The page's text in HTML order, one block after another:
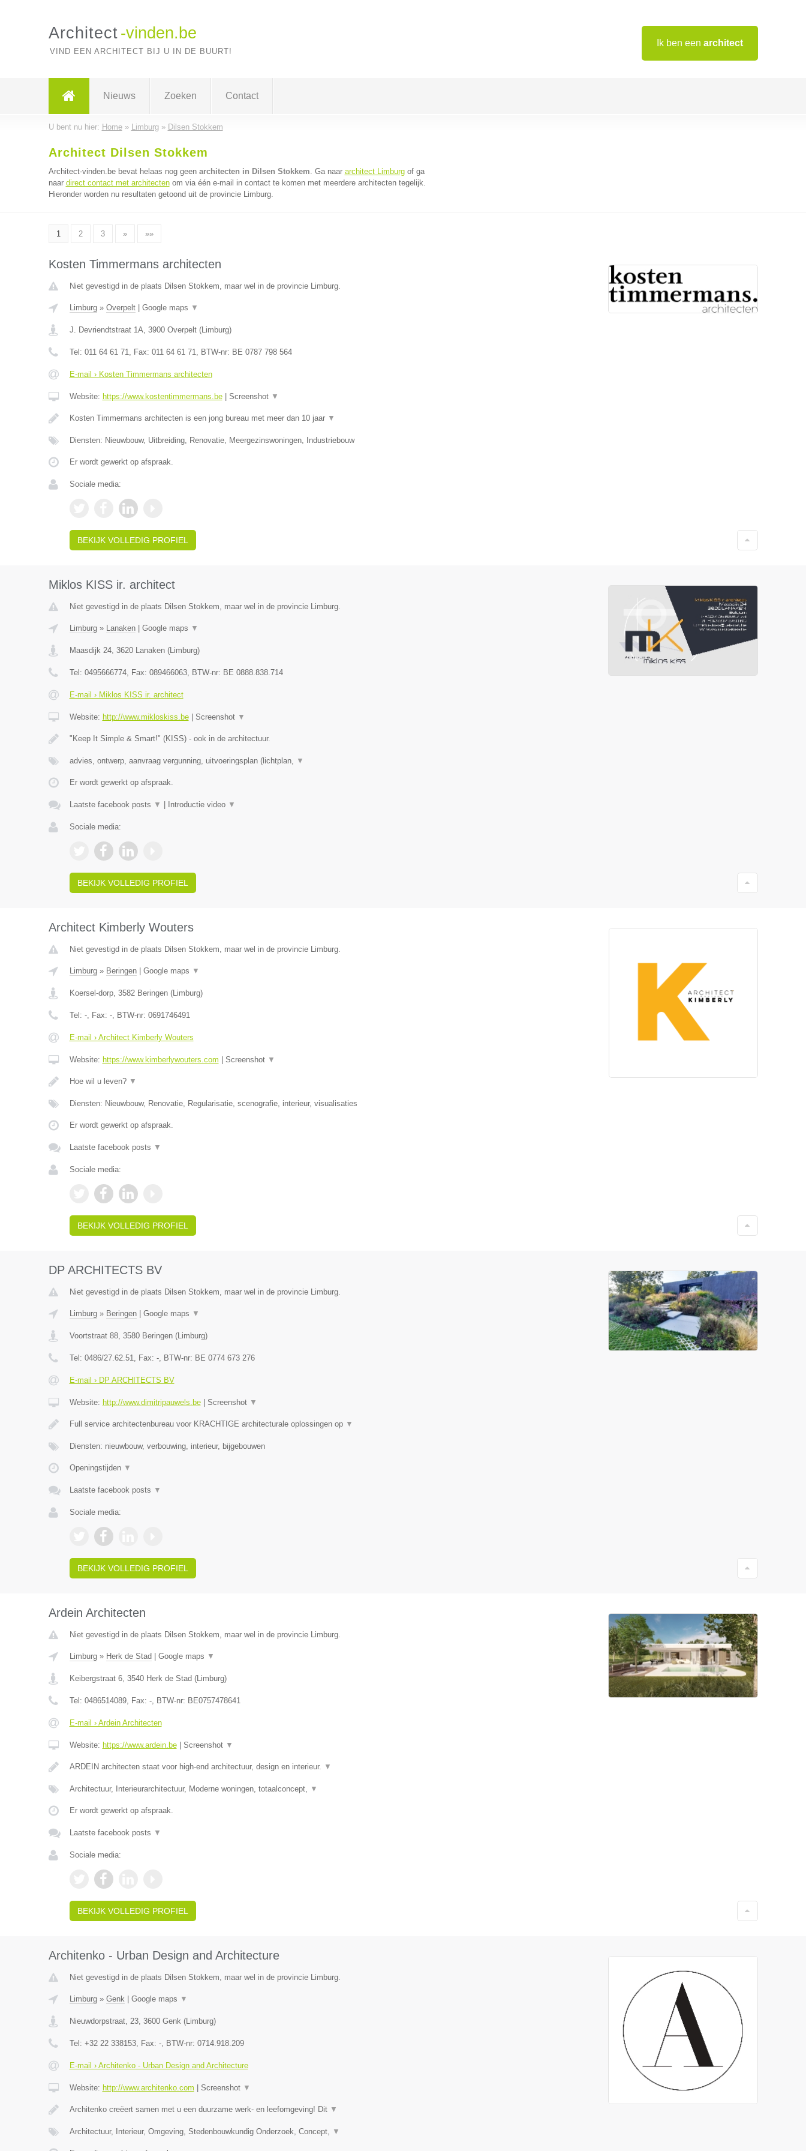
Ik ben een architect
Architect -vinden.be
VIND EEN ARCHITECT BIJ U IN DE BUURT!
Nieuws Zoeken Contact
U bent nu hier: Home» Limburg» Dilsen Stokkem
Architect Dilsen Stokkem
Architect-vinden.be bevat helaas nog geen architecten in Dilsen Stokkem. Ga naar architect Limburgof ga
naar direct contact met architectenom via één e-mail in contact te komen met meerdere architecten tegelijk.
Hieronder worden nu resultaten getoond uit de provincie Limburg.
1 2 3 » »»
Kosten Timmermans architecten
Niet gevestigd in de plaats Dilsen Stokkem, maar wel in de provincie Limburg.
Limburg» Overpelt| Google maps ▼
J. Devriendtstraat 1A, 3900 Overpelt(Limburg)
Tel: 011 64 61 71, Fax: 011 64 61 71, BTW-nr: BE 0787 798 564
E-mail › Kosten Timmermans architecten
Website: https://www.kostentimmermans.be| Screenshot ▼
Kosten Timmermans architecten is een jong bureau met meer dan 10 jaar ▼
Diensten: Nieuwbouw, Uitbreiding, Renovatie, Meergezinswoningen, Industriebouw
Er wordt gewerkt op afspraak.
Sociale media:
BEKIJK VOLLEDIG PROFIEL
Miklos KISS ir. architect
Niet gevestigd in de plaats Dilsen Stokkem, maar wel in de provincie Limburg.
Limburg» Lanaken| Google maps ▼
Maasdijk 24, 3620 Lanaken(Limburg)
Tel: 0495666774, Fax: 089466063, BTW-nr: BE 0888.838.714
E-mail › Miklos KISS ir. architect
Website: http://www.mikloskiss.be| Screenshot ▼
"Keep It Simple & Smart!" (KISS) - ook in de architectuur.
advies, ontwerp, aanvraag vergunning, uitvoeringsplan (lichtplan, ▼
Er wordt gewerkt op afspraak.
Laatste facebook posts ▼ Introductie video ▼
Sociale media:
BEKIJK VOLLEDIG PROFIEL
Architect Kimberly Wouters
Niet gevestigd in de plaats Dilsen Stokkem, maar wel in de provincie Limburg.
Limburg» Beringen| Google maps ▼
Koersel-dorp, 3582 Beringen(Limburg)
Tel: -, Fax: -, BTW-nr: 0691746491
E-mail › Architect Kimberly Wouters
Website: https://www.kimberlywouters.com Screenshot ▼
Hoe wil u leven? ▼
Diensten: Nieuwbouw, Renovatie, Regularisatie, scenografie, interieur, visualisaties
Er wordt gewerkt op afspraak.
Laatste facebook posts ▼
Sociale media:
BEKIJK VOLLEDIG PROFIEL
DP ARCHITECTS BV
Niet gevestigd in de plaats Dilsen Stokkem, maar wel in de provincie Limburg.
Limburg» Beringen| Google maps ▼
Voortstraat 88, 3580 Beringen(Limburg)
Tel: 0486/27.62.51, Fax: -, BTW-nr: BE 0774 673 276
E-mail › DP ARCHITECTS BV
Website: http://www.dimitripauwels.be| Screenshot ▼
Full service architectenbureau voor KRACHTIGE architecturale oplossingen op ▼
Diensten: nieuwbouw, verbouwing, interieur, bijgebouwen
Openingstijden ▼
Laatste facebook posts ▼
Sociale media:
BEKIJK VOLLEDIG PROFIEL
Ardein Architecten
Niet gevestigd in de plaats Dilsen Stokkem, maar wel in de provincie Limburg.
Limburg» Herk de Stad Google maps ▼
Keibergstraat 6, 3540 Herk de Stad (Limburg)
Tel: 0486514089, Fax: -, BTW-nr: BE0757478641
E-mail › Ardein Architecten
Website: https://www.ardein.be| Screenshot ▼
ARDEIN architecten staat voor high-end architectuur, design en interieur. ▼
Architectuur, Interieurarchitectuur, Moderne woningen, totaalconcept, ▼
Er wordt gewerkt op afspraak.
Laatste facebook posts ▼
Sociale media:
BEKIJK VOLLEDIG PROFIEL
Architenko - Urban Design and Architecture
Niet gevestigd in de plaats Dilsen Stokkem, maar wel in de provincie Limburg.
Limburg» Genk| Google maps ▼
Nieuwdorpstraat, 23, 3600 Genk(Limburg)
Tel: +32 22 338153, Fax: -, BTW-nr: 0714.918.209
E-mail › Architenko - Urban Design and Architecture
Website: http://www.architenko.com Screenshot ▼
Architenko creëert samen met u een duurzame werk- en leefomgeving! Dit ▼
Architectuur, Interieur, Omgeving, Stedenbouwkundig Onderzoek, Concept, ▼